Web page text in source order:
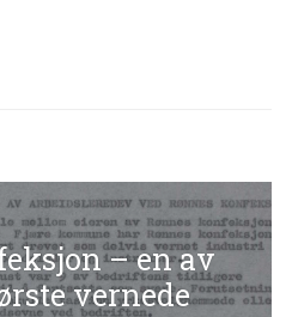
– en av
vernede